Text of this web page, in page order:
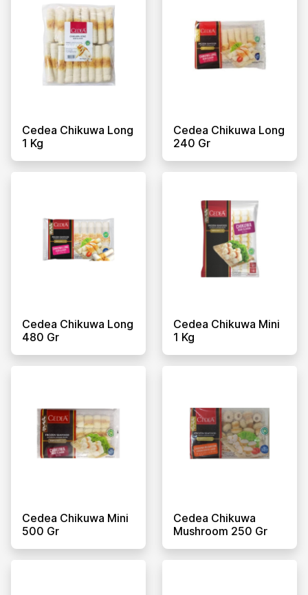
Cedea Chikuwa Long
1 Kg
Cedea Chikuwa Long
240 Gr
Cedea Chikuwa Long
480 Gr
Cedea Chikuwa Mini
1 Kg
Cedea Chikuwa Mini
500 Gr
Cedea Chikuwa
Mushroom 250 Gr